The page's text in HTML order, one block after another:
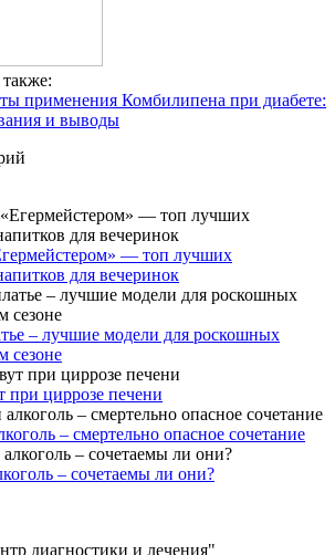
применения Комбилипена при диабете:
и выводы
— топ лучших
для вечеринок
– лучшие модели для роскошных
сезоне
при циррозе печени
– смертельно опасное сочетание
– сочетаемы ли они?
диагностики и лечения"